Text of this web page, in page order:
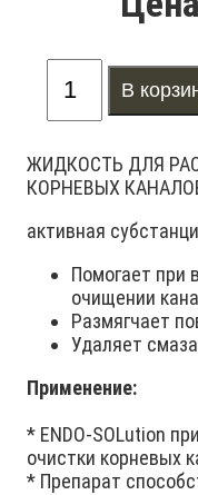
ЖИДКОСТЬ ДЛЯ
КОРНЕВЫХ
активная
Помогает при
очищении
Размягчает
Удаляет
Применение:
* ENDO-SOLution
очистки корневых
* Препарат